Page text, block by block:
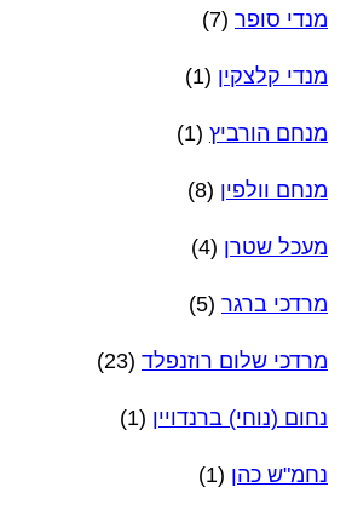
מנדי סופר (7)
מנדי קלצקין (1)
מנחם הורביץ (1)
מנחם וולפין (8)
מעכל שטרן (4)
מרדכי ברגר (5)
מרדכי שלום רוזנפלד (23)
נחום (נוחי) ברנדויין (1)
נחמ"ש כהן (1)